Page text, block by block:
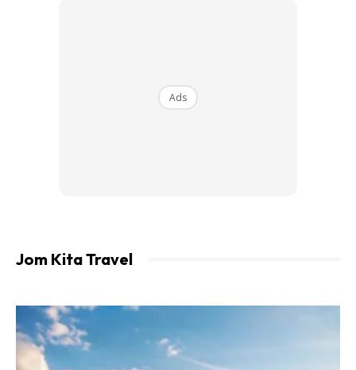
Ads
Jom Kita Travel